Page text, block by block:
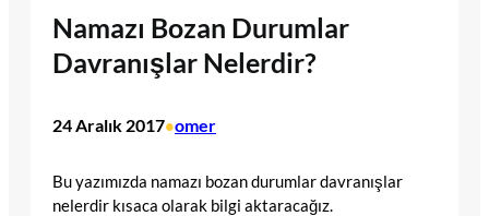
Namazı Bozan Durumlar
Davranışlar Nelerdir?
24 Aralık 2017•omer
Bu yazımızda namazı bozan durumlar davranışlar
nelerdir kısaca olarak bilgi aktaracağız.